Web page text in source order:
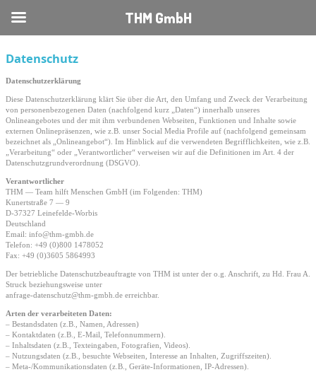
Datenschutz
Datenschutzerklärung
Diese Datenschutzerklärung klärt Sie über die Art, den Umfang und Zweck der Verarbeitung
von personenbezogenen Daten (nachfolgend kurz „Daten“) innerhalb unseres
Onlineangebotes und der mit ihm verbundenen Webseiten, Funktionen und Inhalte sowie
externen Onlinepräsenzen, wie z.B. unser Social Media Profile auf (nachfolgend gemeinsam
bezeichnet als „Onlineangebot“). Im Hinblick auf die verwendeten Begrifflichkeiten, wie z.B.
„Verarbeitung“ oder „Verantwortlicher“ verweisen wir auf die Definitionen im Art. 4 der
Datenschutzgrundverordnung (DSGVO).
Verantwortlicher
THM — Team hilft Menschen GmbH (im Folgenden: THM)
Kunertstraße 7 — 9
D-37327 Leinefelde-Worbis
Deutschland
Email: info@thm-gmbh.de
Telefon: +49 (0)800 1478052
Fax: +49 (0)3605 5864993
Der betriebliche Datenschutzbeauftragte von THM ist unter der o.g. Anschrift, zu Hd. Frau A.
Struck beziehungsweise unter
anfrage-datenschutz@thm-gmbh.de erreichbar.
Arten der verarbeiteten Daten:
– Bestandsdaten (z.B., Namen, Adressen)
– Kontaktdaten (z.B., E-Mail, Telefonnummern).
– Inhaltsdaten (z.B., Texteingaben, Fotografien, Videos).
– Nutzungsdaten (z.B., besuchte Webseiten, Interesse an Inhalten, Zugriffszeiten).
– Meta-/Kommunikationsdaten (z.B., Geräte-Informationen, IP-Adressen).
THM GmbH